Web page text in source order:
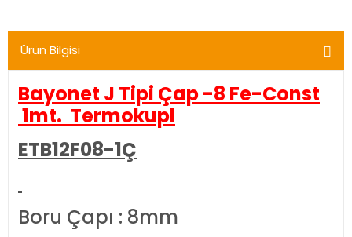
Ürün Bilgisi
Bayonet J Tipi Çap -8 Fe-Const
1mt. Termokupl
ETB12F08-1Ç
Boru Çapı : 8mm